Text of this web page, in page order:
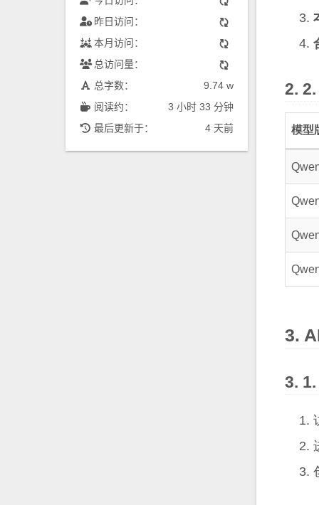
昨日访问：
本月访问：
总访问量：
总字数：
9.74 w
阅读约：
3 小时 33 分钟
最后更新于：
4 天前 模型